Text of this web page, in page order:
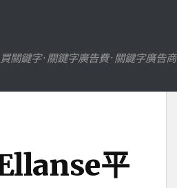
鍵字 · 關鍵字廣告費 · 關鍵字廣告商
平